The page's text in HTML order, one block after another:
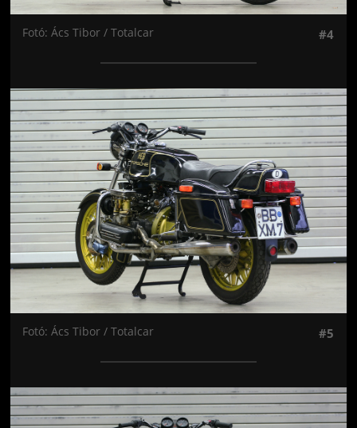
Fotó: Ács Tibor / Totalcar #4
Jön még kép!
Fotó: Ács Tibor / Totalcar #5
Jön még kép!